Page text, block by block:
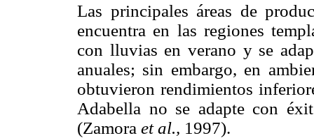
Las principales áreas de
encuentra en las regiones
con lluvias en verano y se
anuales; sin embargo, en
obtuvieron rendimientos
Adabella no se adapte con
(Zamora et al., 1997).